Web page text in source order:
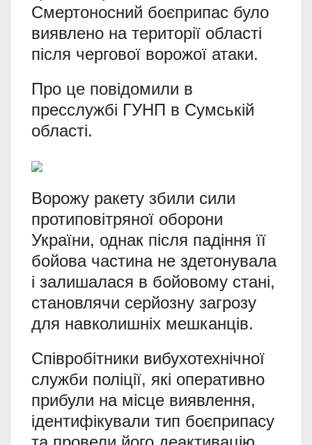
Смертоносний боєприпас було
виявлено на території області
після чергової ворожої атаки.
Про це повідомили в
пресслужбі ГУНП в Сумській
області.
Ворожу ракету збили сили
протиповітряної оборони
України, однак після падіння її
бойова частина не здетонувала
і залишалася в бойовому стані,
становлячи серйозну загрозу
для навколишніх мешканців.
Співробітники вибухотехнічної
служби поліції, які оперативно
прибули на місце виявлення,
ідентифікували тип боєприпасу